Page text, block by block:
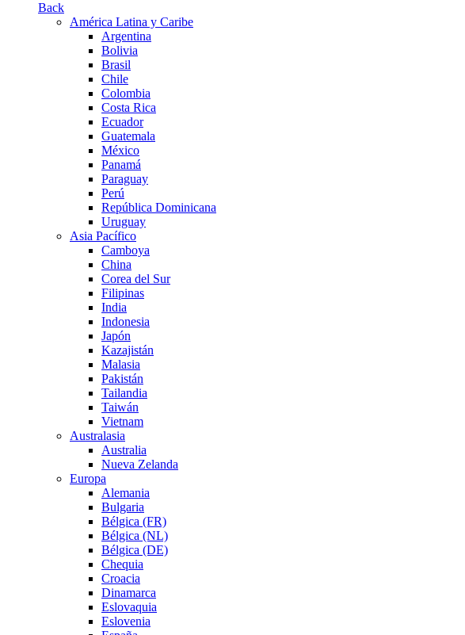
Back
América Latina y Caribe
Argentina
Bolivia
Brasil
Chile
Colombia
Costa Rica
Ecuador
Guatemala
México
Panamá
Paraguay
Perú
República Dominicana
Uruguay
Asia Pacífico
Camboya
China
Corea del Sur
Filipinas
India
Indonesia
Japón
Kazajistán
Malasia
Pakistán
Tailandia
Taiwán
Vietnam
Australasia
Australia
Nueva Zelanda
Europa
Alemania
Bulgaria
Bélgica (FR)
Bélgica (NL)
Bélgica (DE)
Chequia
Croacia
Dinamarca
Eslovaquia
Eslovenia